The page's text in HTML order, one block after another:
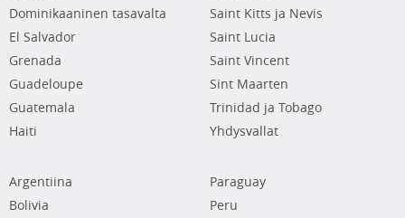
Dominikaaninen tasavalta
El Salvador
Grenada
Guadeloupe
Guatemala
Haiti
Saint Kitts ja Nevis
Saint Lucia
Saint Vincent
Sint Maarten
Trinidad ja Tobago
Yhdysvallat
Argentiina
Bolivia
Paraguay
Peru